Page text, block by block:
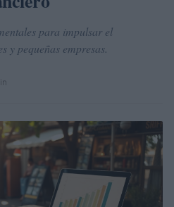
para impulsar el
y pequeñas empresas.